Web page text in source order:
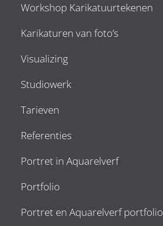
Workshop Karikatuurtekenen
Karikaturen van foto’s
Visualizing
Studiowerk
Tarieven
Referenties
Portret in Aquarelverf
Portfolio
Portret en Aquarelverf portfolio